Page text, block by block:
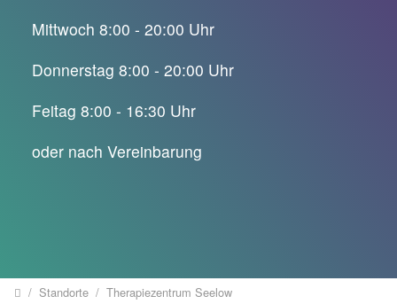
Mittwoch 8:00 - 20:00 Uhr
Donnerstag 8:00 - 20:00 Uhr
Feitag 8:00 - 16:30 Uhr
oder nach Vereinbarung
HomeStandorte Therapiezentrum Seelow